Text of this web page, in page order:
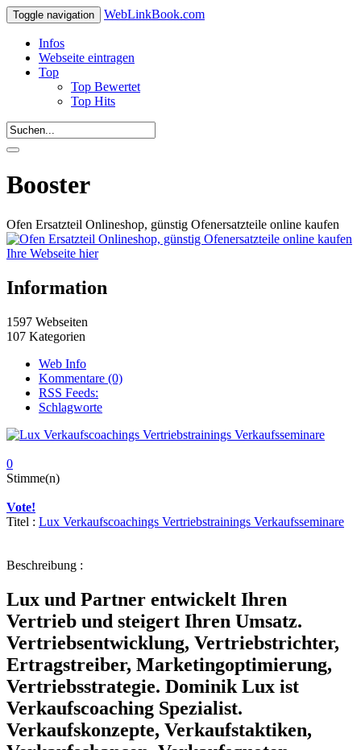
Toggle navigation WebLinkBook.com
Infos
Webseite eintragen
Top
Top Bewertet
Top Hits
Booster
Ofen Ersatzteil Onlineshop, günstig Ofenersatzteile online kaufen
Ihre Webseite hier
Information
1597 Webseiten
107 Kategorien
Web Info
Kommentare (0)
RSS Feeds:
Schlagworte
0
Stimme(n)
Vote!
Titel : Lux Verkaufscoachings Vertriebstrainings Verkaufsseminare
Beschreibung :
Lux und Partner entwickelt Ihren
Vertrieb und steigert Ihren Umsatz.
Vertriebsentwicklung, Vertriebstrichter,
Ertragstreiber, Marketingoptimierung,
Vertriebsstrategie. Dominik Lux ist
Verkaufscoaching Spezialist.
Verkaufskonzepte, Verkaufstaktiken,